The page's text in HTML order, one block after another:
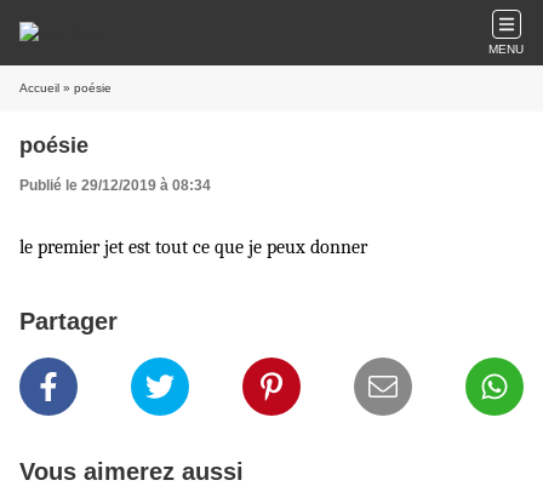
MENU
Accueil » poésie
poésie
Publié le 29/12/2019 à 08:34
le premier jet est tout ce que je peux donner
Partager
Vous aimerez aussi